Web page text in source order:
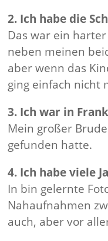
2. Ich habe die
Das war ein
neben meinen
aber wenn das
ging einfach nicht
3. Ich war in
Mein großer
gefunden hatte.
4. Ich habe viele
In bin gelernte
Nahaufnahmen
auch, aber vor